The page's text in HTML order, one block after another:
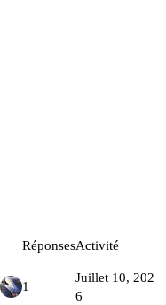
RéponsesActivité
1
Juillet 10, 202
6